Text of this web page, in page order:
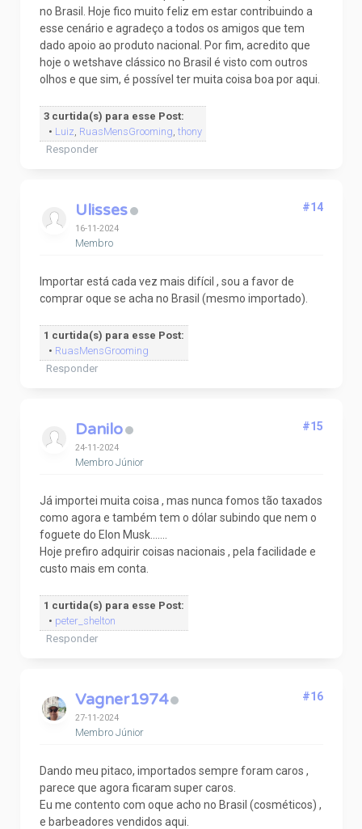
no Brasil. Hoje fico muito feliz em estar contribuindo a
esse cenário e agradeço a todos os amigos que tem
dado apoio ao produto nacional. Por fim, acredito que
hoje o wetshave clássico no Brasil é visto com outros
olhos e que sim, é possível ter muita coisa boa por aqui.
3 curtida(s) para esse Post:
• Luiz, RuasMensGrooming, thony
Responder
Ulisses
16-11-2024
Membro
#14
Importar está cada vez mais difícil , sou a favor de
comprar oque se acha no Brasil (mesmo importado).
1 curtida(s) para esse Post:
• RuasMensGrooming
Responder
Danilo
24-11-2024
Membro Júnior
#15
Já importei muita coisa , mas nunca fomos tão taxados
como agora e também tem o dólar subindo que nem o
foguete do Elon Musk.......
Hoje prefiro adquirir coisas nacionais , pela facilidade e
custo mais em conta.
1 curtida(s) para esse Post:
• peter_shelton
Responder
Vagner1974
27-11-2024
Membro Júnior
#16
Dando meu pitaco, importados sempre foram caros ,
parece que agora ficaram super caros.
Eu me contento com oque acho no Brasil (cosméticos) ,
e barbeadores vendidos aqui.